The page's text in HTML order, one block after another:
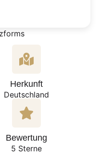
Herkunft
Deutschland
Bewertung
5 Sterne